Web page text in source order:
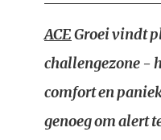
ACEGroei vindt
challengezone -
comfort en
genoeg om alert